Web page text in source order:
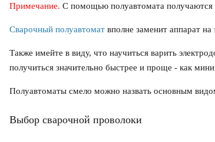
Примечание. С помощью полуавтомата получаются
Сварочный полуавтомат вполне заменит аппарат
Также имейте в виду, что научиться варить
получиться значительно быстрее и проще - как
Полуавтоматы смело можно назвать основным
Выбор сварочной проволоки